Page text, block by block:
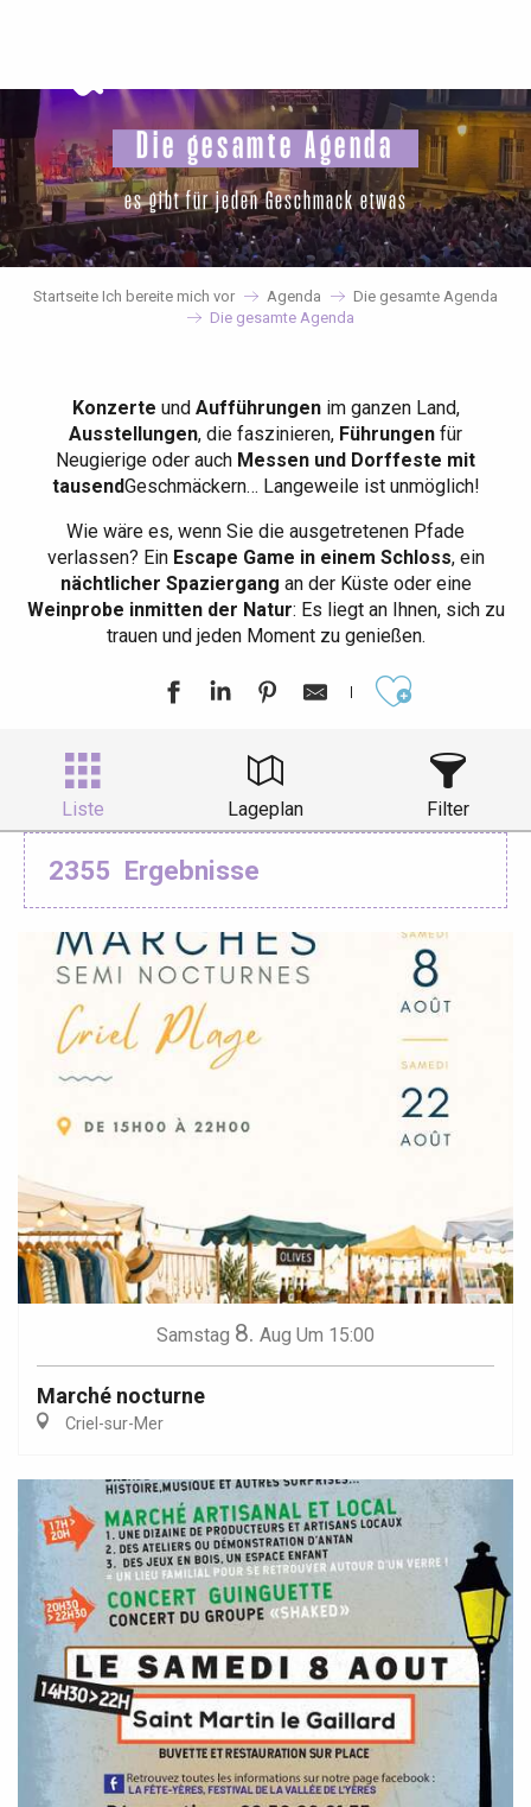
principal
Die gesamte Agenda
es gibt für jeden Geschmack etwas
Startseite Ich bereite mich vor Agenda
Die gesamte Agenda
Die gesamte Agenda
Konzerte und Aufführungenim ganzen Land,
Ausstellungen, die faszinieren, Führungen für
Neugierige oder auch Messen und Dorffeste mit
tausendGeschmäckern… Langeweile ist unmöglich!
Wie wäre es, wenn Sie die ausgetretenen Pfade
verlassen? EinEscape Game in einem Schloss, ein
nächtlicher Spaziergang an der Küste oder eine
Weinprobe inmitten der Natur: Es liegt an Ihnen, sich zu
trauen und jeden Moment zu genießen.
Liste Lageplan Filter
2355 Ergebnisse
Samstag 8. Aug Um 15:00
Marché nocturne
Criel-sur-Mer